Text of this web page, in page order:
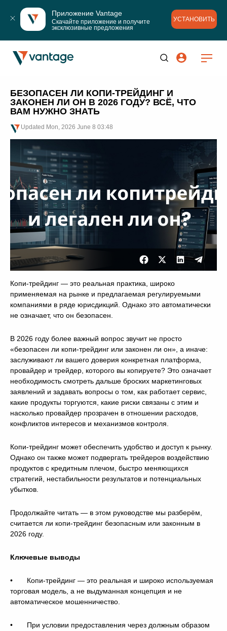
Приложение Vantage
Скачайте приложение и получите
эксклюзивные предложения
УСТАНОВИТЬ
БЕЗОПАСЕН ЛИ КОПИ-ТРЕЙДИНГ И
ЗАКОНЕН ЛИ ОН В 2026 ГОДУ? ВСЁ, ЧТО
ВАМ НУЖНО ЗНАТЬ
Updated Mon, 2026 June 8 03:48
Копи-трейдинг — это реальная практика, широко
применяемая на рынке и предлагаемая регулируемыми
компаниями в ряде юрисдикций. Однако это автоматически
не означает, что он безопасен.
В 2026 году более важный вопрос звучит не просто
«безопасен ли копи-трейдинг или законен ли он», а иначе:
заслуживают ли вашего доверия конкретная платформа,
провайдер и трейдер, которого вы копируете? Это означает
необходимость смотреть дальше броских маркетинговых
заявлений и задавать вопросы о том, как работает сервис,
какие продукты торгуются, какие риски связаны с этим и
насколько провайдер прозрачен в отношении расходов,
конфликтов интересов и механизмов контроля.
Копи-трейдинг может обеспечить удобство и доступ к рынку.
Однако он также может подвергать трейдеров воздействию
продуктов с кредитным плечом, быстро меняющихся
стратегий, нестабильности результатов и потенциальных
убытков.
Продолжайте читать — в этом руководстве мы разберём,
считается ли копи-трейдинг безопасным или законным в
2026 году.
Ключевые выводы
• Копи-трейдинг — это реальная и широко используемая
торговая модель, а не выдуманная концепция и не
автоматическое мошенничество.
• При условии предоставления через должным образом